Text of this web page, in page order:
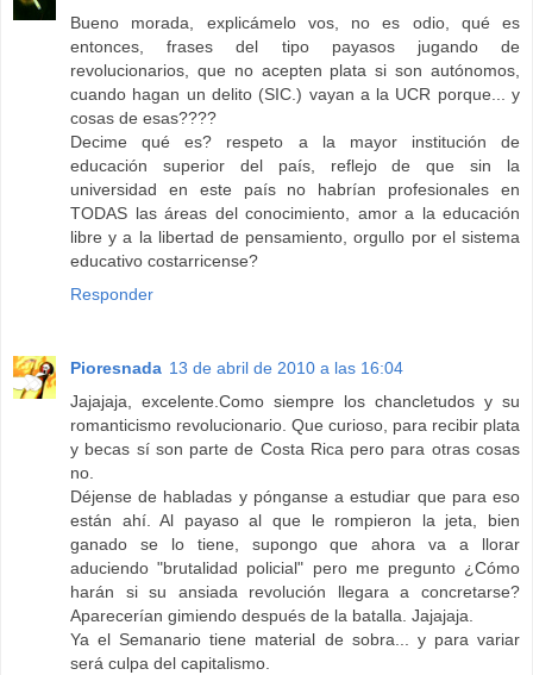
Bueno morada, explicámelo vos, no es odio, qué es
entonces, frases del tipo payasos jugando de
revolucionarios, que no acepten plata si son autónomos,
cuando hagan un delito (SIC.) vayan a la UCR porque... y
cosas de esas????
Decime qué es? respeto a la mayor institución de
educación superior del país, reflejo de que sin la
universidad en este país no habrían profesionales en
TODAS las áreas del conocimiento, amor a la educación
libre y a la libertad de pensamiento, orgullo por el sistema
educativo costarricense?
Responder
Pioresnada 13 de abril de 2010 a las 16:04
Jajajaja, excelente.Como siempre los chancletudos y su
romanticismo revolucionario. Que curioso, para recibir plata
y becas sí son parte de Costa Rica pero para otras cosas
no.
Déjense de habladas y pónganse a estudiar que para eso
están ahí. Al payaso al que le rompieron la jeta, bien
ganado se lo tiene, supongo que ahora va a llorar
aduciendo "brutalidad policial" pero me pregunto ¿Cómo
harán si su ansiada revolución llegara a concretarse?
Aparecerían gimiendo después de la batalla. Jajajaja.
Ya el Semanario tiene material de sobra... y para variar
será culpa del capitalismo.